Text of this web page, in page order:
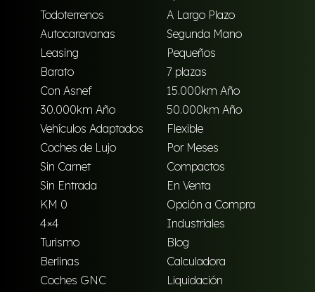
Todoterrenos
A Largo Plazo
Autocaravanas
Segunda Mano
Leasing
Pequeños
Barato
7 plazas
Con Asnef
15.000km Año
30.000km Año
50.000km Año
Vehículos Adaptados
Flexible
Coches de Lujo
Por Meses
Sin Carnet
Compactos
Sin Entrada
En Venta
KM 0
Opción a Compra
4×4
Industriales
Turismo
Blog
Berlinas
Calculadora
Coches GNC
Liquidación